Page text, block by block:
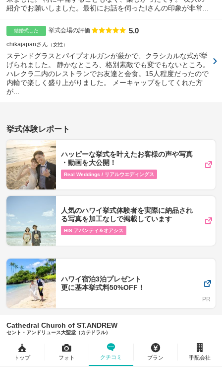
紹介でお願いしました。最初にお話を伺ったIさんの印象が非常...
結婚式した 挙式会場の評価 点数
5.0
chikajapanさん 女性
ステンドグラスとパイプオルガンが厳かで、クラシカルな式が挙
げられました。 静かなところ、格別素敵でも変でもないところ。
ハレクラ二内のレストランでお友達と会食。15人程度だったので
内輪で楽しく盛り上がりました。 メーキャップをしてくれた方
が...
挙式体験レポート
ハッピーな挙式を叶えたお客様の声や写真​
・動画を​大公開！
Real Weddings / リアルウエディングス
人気のハワイ挙式体験者を実際に納品され
る写真を加工なしで掲載しています
HIS アバンティ＆オアシス
ハワイ宿泊3泊プレゼント
更に基本挙式料50%OFF！
Cathedral Church of ST.ANDREW
セント・アンドリュース大聖堂（カテドラル）
トップ フォト クチコミ プラン 手配会社